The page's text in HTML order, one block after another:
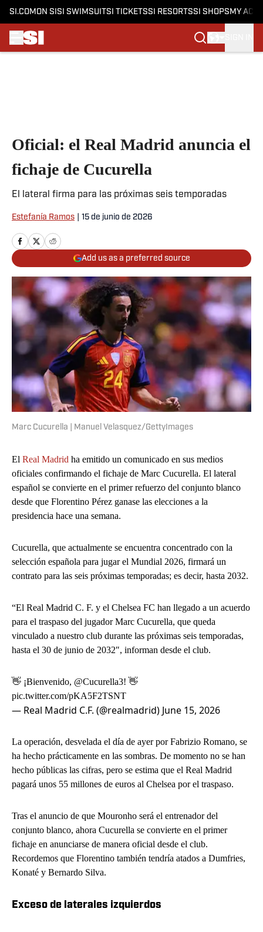
SI.COM ON SI SI SWIMSUITSI TICKETSSI RESORTSSI SHOPS MY
Oficial: el Real Madrid anuncia el
fichaje de Cucurella
El lateral firma para las próximas seis temporadas
Estefanía Ramos 15 de junio de 2026
Add us as a preferred source
Marc Cucurella | Manuel Velasquez/GettyImages
El Real Madrid ha emitido un comunicado en sus medios
oficiales confirmando el fichaje de Marc Cucurella. El lateral
español se convierte en el primer refuerzo del conjunto blanco
desde que Florentino Pérez ganase las elecciones a la
presidencia hace una semana.
Cucurella, que actualmente se encuentra concentrado con la
selección española para jugar el Mundial 2026, firmará un
contrato para las seis próximas temporadas; es decir, hasta 2032.
“El Real Madrid C. F. y el Chelsea FC han llegado a un acuerdo
para el traspaso del jugador Marc Cucurella, que queda
vinculado a nuestro club durante las próximas seis temporadas,
hasta el 30 de junio de 2032″, informan desde el club.
👋 ¡Bienvenido, @Cucurella3! 👋
pic.twitter.com/pKA5F2TSNT
— Real Madrid C.F. (@realmadrid) June 15, 2026
La operación, desvelada el día de ayer por Fabrizio Romano, se
ha hecho prácticamente en las sombras. De momento no se han
hecho públicas las cifras, pero se estima que el Real Madrid
pagará unos 55 millones de euros al Chelsea por el traspaso.
Tras el anuncio de que Mouronho será el entrenador del
conjunto blanco, ahora Cucurella se convierte en el primer
fichaje en anunciarse de manera oficial desde el club.
Recordemos que Florentino también tendría atados a Dumfries,
Konaté y Bernardo Silva.
Exceso de laterales izquierdos